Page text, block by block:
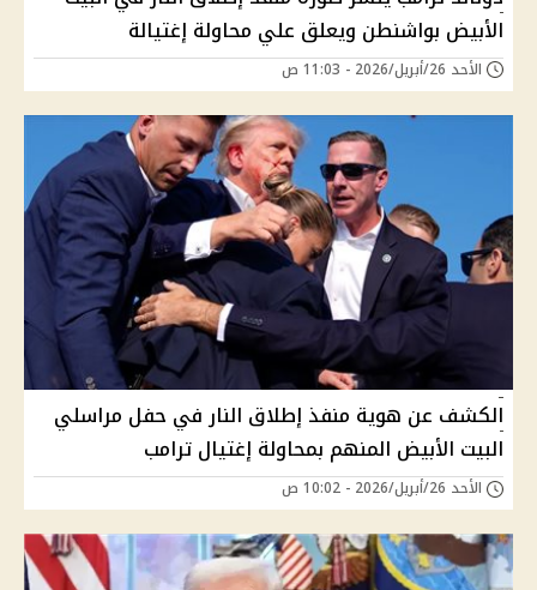
الأبيض بواشنطن ويعلق علي محاولة إغتيالة
الأحد 26/أبريل/2026 - 11:03 ص
الكشف عن هوية منفذ إطلاق النار في حفل مراسلي
البيت الأبيض المنهم بمحاولة إغتيال ترامب
الأحد 26/أبريل/2026 - 10:02 ص